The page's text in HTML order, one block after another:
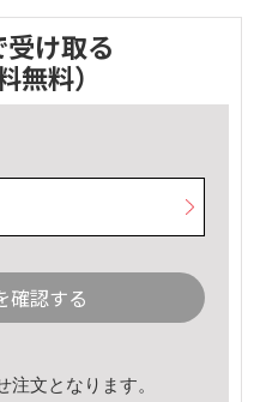
受け取る
無料）
確認する
注文となります。